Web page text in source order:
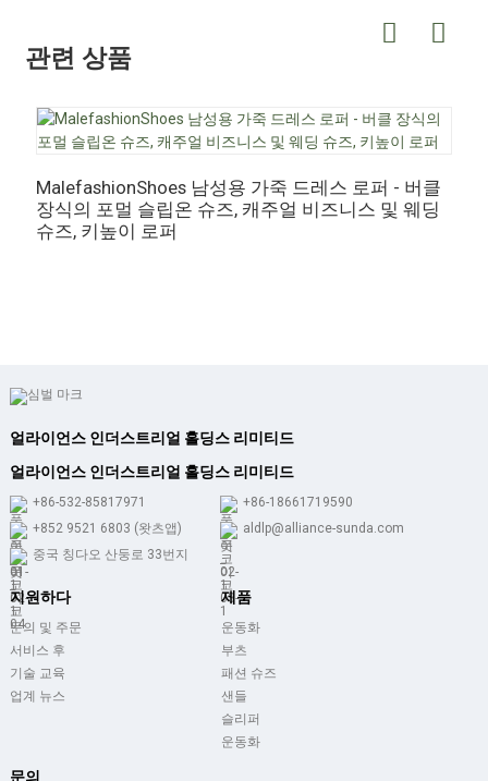
관련 상품
MalefashionShoes 남성용 가죽 드레스 로퍼 - 버클
장식의 포멀 슬립온 슈즈, 캐주얼 비즈니스 및 웨딩
슈즈, 키높이 로퍼
얼라이언스 인더스트리얼 홀딩스 리미티드
얼라이언스 인더스트리얼 홀딩스 리미티드
+86-532-85817971
+86-18661719590
+852 9521 6803 (왓츠앱)
aldlp@alliance-sunda.com
중국 칭다오 산둥로 33번지
지원하다
문의 및 주문
서비스 후
기술 교육
업계 뉴스
제품
운동화
부츠
패션 슈즈
샌들
슬리퍼
운동화
문의